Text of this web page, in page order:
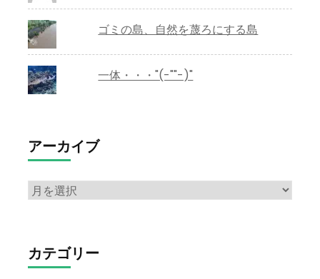
ゴミの島、自然を蔑ろにする島
一体・・・"(-""-)"
アーカイブ
ア
イ
ブ
カテゴリー